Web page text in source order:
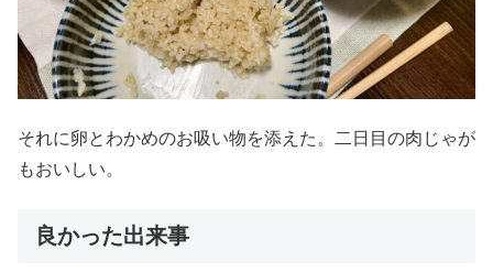
それに卵とわかめのお吸い物を添えた。二日目の肉じゃが
もおいしい。
良かった出来事